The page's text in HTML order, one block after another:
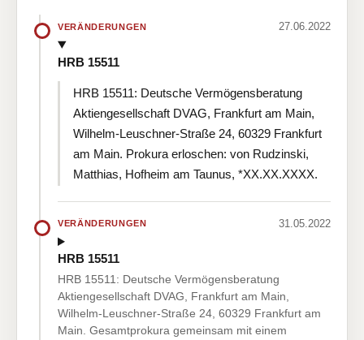
VERÄNDERUNGEN 27.06.2022
HRB 15511
HRB 15511: Deutsche Vermögensberatung
Aktiengesellschaft DVAG, Frankfurt am Main,
Wilhelm-Leuschner-Straße 24, 60329 Frankfurt
am Main. Prokura erloschen: von Rudzinski,
Matthias, Hofheim am Taunus, *XX.XX.XXXX.
VERÄNDERUNGEN 31.05.2022
HRB 15511
HRB 15511: Deutsche Vermögensberatung
Aktiengesellschaft DVAG, Frankfurt am Main,
Wilhelm-Leuschner-Straße 24, 60329 Frankfurt am
Main. Gesamtprokura gemeinsam mit einem